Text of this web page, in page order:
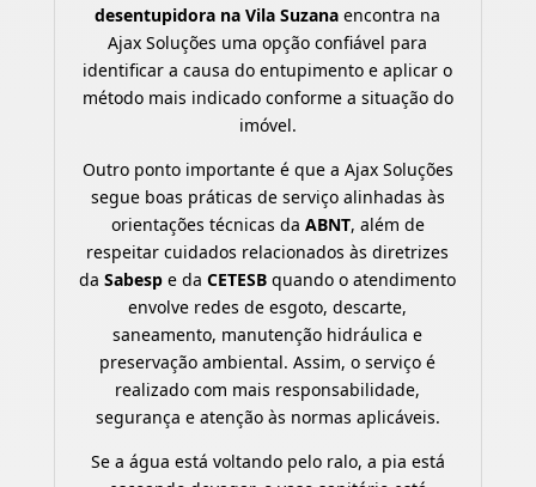
desentupidora na Vila Suzana encontra na
Ajax Soluções uma opção confiável para
identificar a causa do entupimento e aplicar o
método mais indicado conforme a situação do
imóvel.
Outro ponto importante é que a Ajax Soluções
segue boas práticas de serviço alinhadas às
orientações técnicas da ABNT, além de
respeitar cuidados relacionados às diretrizes
daSabesp e daCETESB quando o atendimento
envolve redes de esgoto, descarte,
saneamento, manutenção hidráulica e
preservação ambiental. Assim, o serviço é
realizado com mais responsabilidade,
segurança e atenção às normas aplicáveis.
Se a água está voltando pelo ralo, a pia está